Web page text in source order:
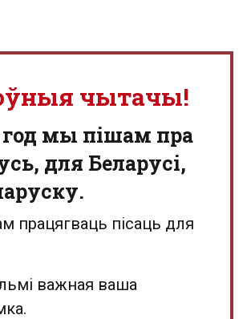
чытачы!
мы пішам пра
для Беларусі,
працягваць пісаць для
важная ваша